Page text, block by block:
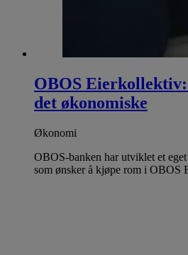
OBOS
det økonomiske
Økonomi
OBOS-banken har utviklet et
som ønsker å kjøpe rom i OBOS